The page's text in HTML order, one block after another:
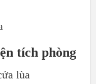
tích phòng
lùa